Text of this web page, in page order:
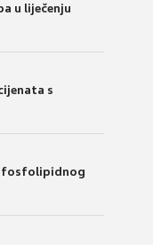
u liječenju
s